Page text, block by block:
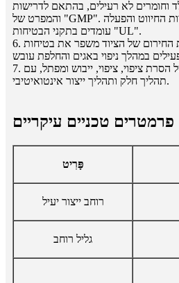
וחומרים לא רעילים, בהתאם לדרישות
והמפרט של "GMP". כל רכיבי החשמל, תוכניות החיווט והפעלה
עומדים בתקני הבטיחות "UL".
6. מכשיר הבטיחות של עצירת החירום של הציוד משפר את בטיחות
7. יש לו קו הרכבה חד-פעמי של הסרת ציפוי, ציפוי, ייבוש ומפתל, עם
תהליך חלק ותהליך ייצור אינטואיטיבי.
פרמטרים טכניים עיקריים
פָּרִיט
רוחב ייצור יעיל
גליל רוחב